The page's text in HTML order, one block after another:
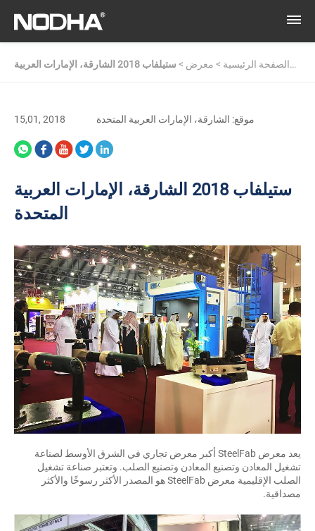
الصفحة الرئيسية > معرض > ستيلفاب 2018 الشارقة، الإمارات العربية
15,01, 2018
موقع: الشارقة، الإمارات العربية المتحدة
ستيلفاب 2018 الشارقة، الإمارات العربية
المتحدة
يعد معرض SteelFab أكبر معرض تجاري في الشرق الأوسط لصناعة
تشغيل المعادن وتصنيع المعادن وتصنيع الصلب. وتعتبر صناعة تشغيل
الصلب الإقليمية معرض SteelFab هو المصدر الأكثر رسوخًا والأكثر
مصداقية.